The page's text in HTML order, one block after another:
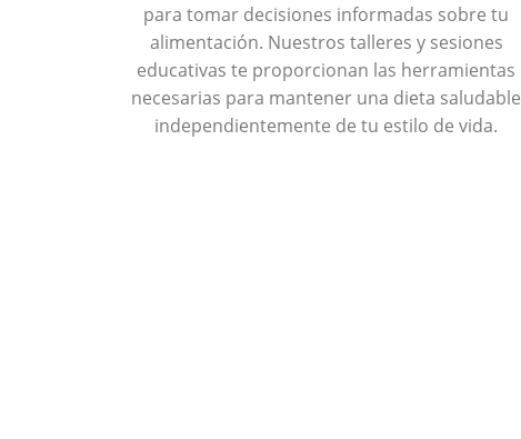
para tomar decisiones informadas sobre tu
alimentación. Nuestros talleres y sesiones
educativas te proporcionan las herramientas
necesarias para mantener una dieta saludable
independientemente de tu estilo de vida.